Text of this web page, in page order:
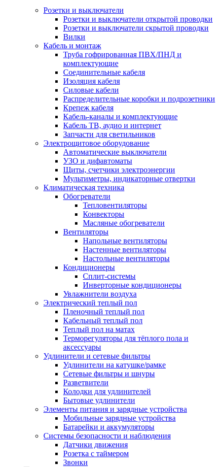
Розетки и выключатели
Розетки и выключатели открытой проводки
Розетки и выключатели скрытой проводки
Вилки
Кабель и монтаж
Труба гофрированная ПВХ/ПНД и
комплектующие
Соединительные кабеля
Изоляция кабеля
Силовые кабели
Распределительные коробки и подрозетники
Крепеж кабеля
Кабель-каналы и комплектующие
Кабель ТВ, аудио и интернет
Запчасти для светильников
Электрощитовое оборудование
Автоматические выключатели
УЗО и дифавтоматы
Щиты, счетчики электроэнергии
Мультиметры, индикаторные отвертки
Климатическая техника
Обогреватели
Тепловентиляторы
Конвекторы
Масляные обогреватели
Вентиляторы
Напольные вентиляторы
Настенные вентиляторы
Настольные вентиляторы
Кондиционеры
Сплит-системы
Инверторные кондиционеры
Увлажнители воздуха
Электрический теплый пол
Пленочный теплый пол
Кабельный теплый пол
Теплый пол на матах
Терморегуляторы для тёплого пола и
аксессуары
Удлинители и сетевые фильтры
Удлинители на катушке/рамке
Сетевые фильтры и шнуры
Разветвители
Колодки для удлинителей
Бытовые удлинители
Элементы питания и зарядные устройства
Мобильные зарядные устройства
Батарейки и аккумуляторы
Системы безопасности и наблюдения
Датчики движения
Розетка с таймером
Звонки